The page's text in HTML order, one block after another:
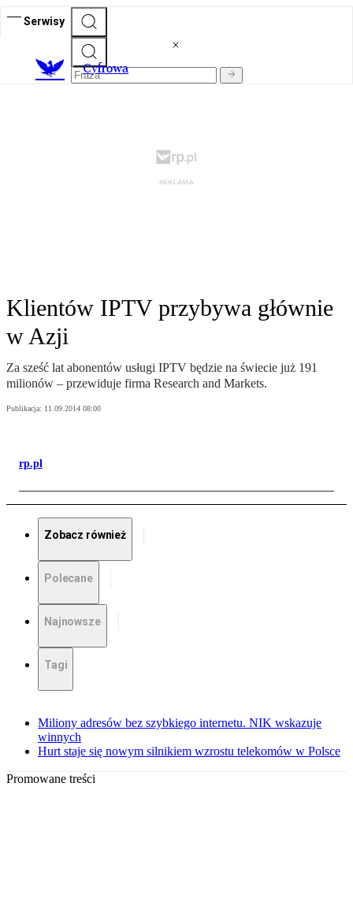
Serwisy
Cyfrowa
Klientów IPTV przybywa głównie
w Azji
Za sześć lat abonentów usługi IPTV będzie na świecie już 191
milionów – przewiduje firma Research and Markets.
Publikacja: 11.09.2014 08:00
rp.pl
Zobacz również
Polecane
Najnowsze
Tagi
Miliony adresów bez szybkiego internetu. NIK wskazuje
winnych
Hurt staje się nowym silnikiem wzrostu telekomów w Polsce
Promowane treści